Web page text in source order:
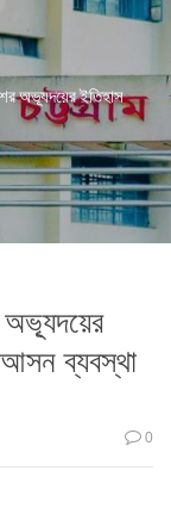
অভ্যূদয়ের ইতিহাস
অভ্যূদয়ের
আসন ব্যবস্থা
0